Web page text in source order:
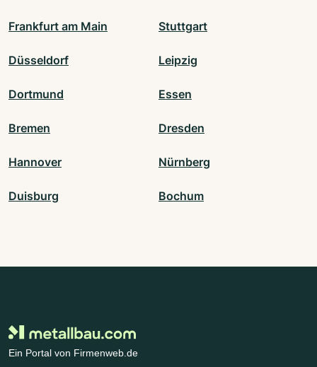
Frankfurt am Main Stuttgart
Düsseldorf Leipzig
Dortmund Essen
Bremen Dresden
Hannover Nürnberg
Duisburg Bochum
Ein Portal von Firmenweb.de